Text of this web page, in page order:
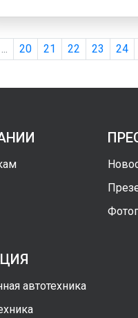
20 21 22 23 24
автотехника